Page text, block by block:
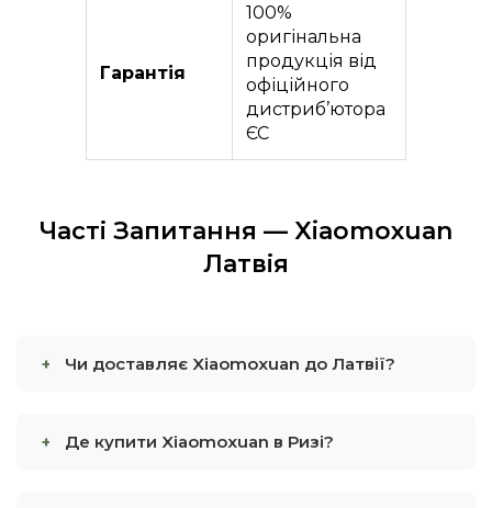
Гарантія
100%
оригінальна
продукція від
офіційного
дистриб’ютора
ЄС
Часті Запитання — Xiaomoxuan
Латвія
Чи доставляє Xiaomoxuan до Латвії?
Де купити Xiaomoxuan в Ризі?